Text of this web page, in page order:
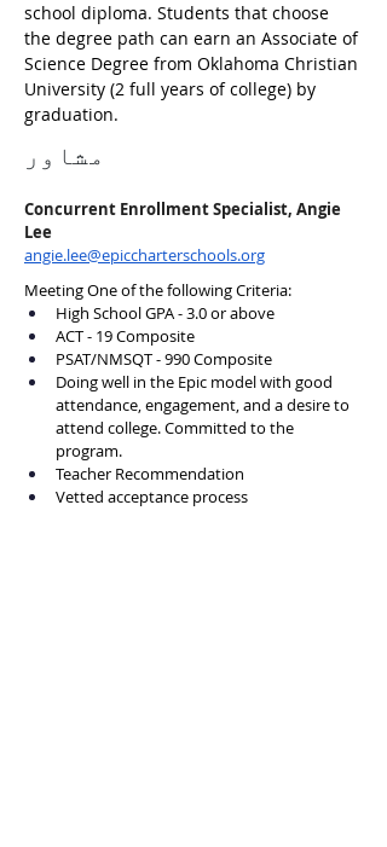
school diploma. Students that choose
the degree path can earn an Associate of
Science Degree from Oklahoma Christian
University (2 full years of college) by
graduation.
مشاور
Concurrent Enrollment Specialist, Angie
Lee
angie.lee@epiccharterschools.org
Meeting One of the following Criteria:
High School GPA - 3.0 or above
ACT - 19 Composite
PSAT/NMSQT - 990 Composite
Doing well in the Epic model with good
attendance, engagement, and a desire to
attend college. Committed to the
program.
Teacher Recommendation
Vetted acceptance process